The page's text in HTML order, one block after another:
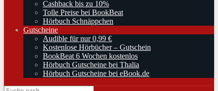
Cashback bis zu 10%
Tolle Preise bei BookBeat
Hörbuch Schnäppchen
Gutscheine
Audible für nur 0,99 €
Kostenlose Hörbücher – Gutschein
BookBeat 6 Wochen kostenlos
Hörbuch Gutscheine bei Thalia
Hörbuch Gutscheine bei eBook.de